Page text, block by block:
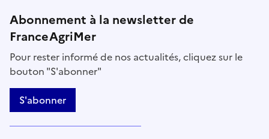
Abonnement à la newsletter de
FranceAgriMer
Pour rester informé de nos actualités, cliquez sur le
bouton "S'abonner"
S'abonner